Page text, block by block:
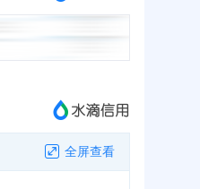
全屏查看